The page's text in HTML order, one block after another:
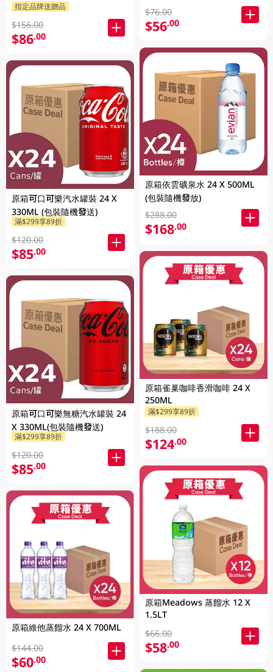
指定品牌送贈品
$156.00
$86.00
原箱可口可樂汽水罐裝 24 X
330ML (包裝隨機發送)
滿$299享89折
$120.00
$85.00
原箱可口可樂無糖汽水罐裝 24
X 330ML(包裝隨機發送)
滿$299享89折
$120.00
$85.00
原箱維他蒸餾水 24 X 700ML
$144.00
$60.00
$76.00
$56.00
原箱依雲礦泉水 24 X 500ML
(包裝隨機發放)
$288.00
$168.00
原箱雀巢咖啡香滑咖啡 24 X
250ML
滿$299享89折
$188.00
$124.00
原箱Meadows 蒸餾水 12 X
1.5LT
$66.00
$58.00